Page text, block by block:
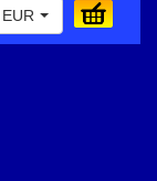
EUR